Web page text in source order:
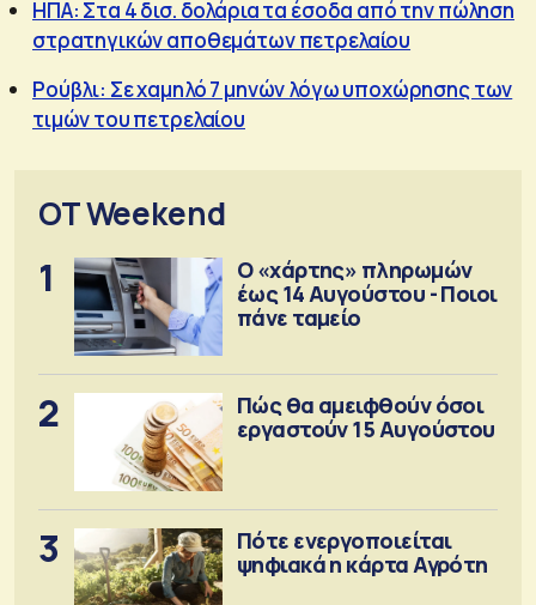
ΗΠΑ: Στα 4 δισ. δολάρια τα έσοδα από την πώληση
στρατηγικών αποθεμάτων πετρελαίου
Ρούβλι: Σε χαμηλό 7 μηνών λόγω υποχώρησης των
τιμών του πετρελαίου
OT Weekend
1
Ο «χάρτης» πληρωμών
έως 14 Αυγούστου - Ποιοι
πάνε ταμείο
2
Πώς θα αμειφθούν όσοι
εργαστούν 15 Αυγούστου
3
Πότε ενεργοποιείται
ψηφιακά η κάρτα Αγρότη